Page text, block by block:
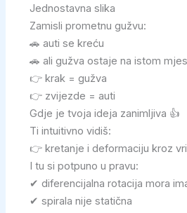
Jednostavna slika
Zamisli prometnu gužvu:
🚗 auti se kreću
🚗 ali gužva ostaje na istom
👉 krak = gužva
👉 zvijezde = auti
Gdje je tvoja ideja zanimljiva 👍
Ti intuitivno vidiš:
👉 kretanje i deformaciju kroz
I tu si potpuno u pravu:
✔ diferencijalna rotacija mora
✔ spirala nije statična